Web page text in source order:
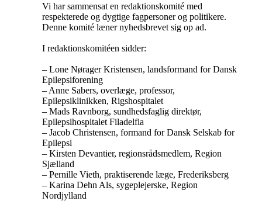
Vi har sammensat en redaktionskomité med
respekterede og dygtige fagpersoner og politikere.
Denne komité læner nyhedsbrevet sig op ad.
I redaktionskomitéen sidder:
– Lone Nørager Kristensen, landsformand for Dansk
Epilepsiforening
– Anne Sabers, overlæge, professor,
Epilepsiklinikken, Rigshospitalet
– Mads Ravnborg, sundhedsfaglig direktør,
Epilepsihospitalet Filadelfia
– Jacob Christensen, formand for Dansk Selskab for
Epilepsi
– Kirsten Devantier, regionsrådsmedlem, Region
Sjælland
– Pernille Vieth, praktiserende læge, Frederiksberg
– Karina Dehn Als, sygeplejerske, Region
Nordjylland